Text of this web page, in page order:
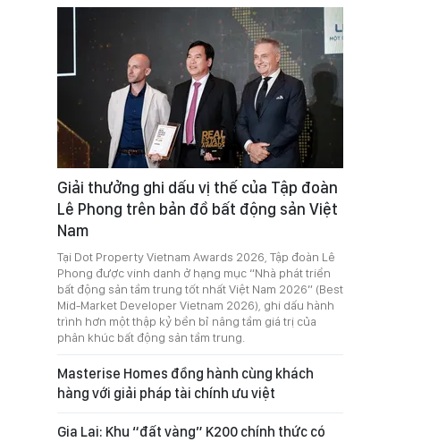
Giải thưởng ghi dấu vị thế của Tập đoàn
Lê Phong trên bản đồ bất động sản Việt
Nam
Tại Dot Property Vietnam Awards 2026, Tập đoàn Lê
Phong được vinh danh ở hạng mục “Nhà phát triển
bất động sản tầm trung tốt nhất Việt Nam 2026” (Best
Mid-Market Developer Vietnam 2026), ghi dấu hành
trình hơn một thập kỷ bền bỉ nâng tầm giá trị của
phân khúc bất động sản tầm trung.
Masterise Homes đồng hành cùng khách
hàng với giải pháp tài chính ưu việt
Gia Lai: Khu “đất vàng” K200 chính thức có